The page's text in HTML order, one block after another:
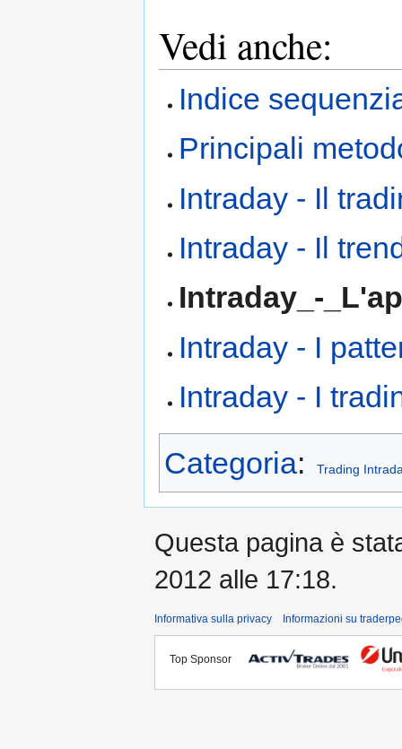
Vedi anche:
Indice
Principali
Intraday - Il
Intraday - Il
Intraday_-
Intraday - I
Intraday - I
Categoria: Trading
Questa pagina è
2012 alle 17:18.
Informativa sulla privacy Informazioni su
Top Sponsor